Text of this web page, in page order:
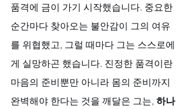
품격에 금이 가기 시작했습니다. 중요한
순간마다 찾아오는 불안감이 그의 여유
를 위협했고, 그럴 때마다 그는 스스로에
게 실망하곤 했습니다. 진정한 품격이란
마음의 준비뿐만 아니라 몸의 준비까지
완벽해야 한다는 것을 깨달은 그는, 하나